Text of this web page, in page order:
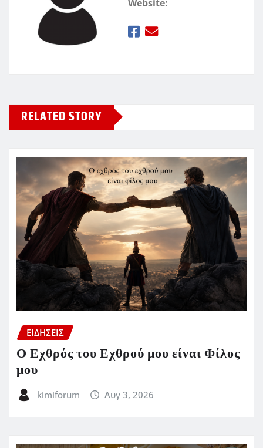
Website:
RELATED STORY
ΕΙΔΗΣΕΙΣ
Ο Εχθρός του Εχθρού μου είναι Φίλος
μου
kimiforum Αυγ 3, 2026